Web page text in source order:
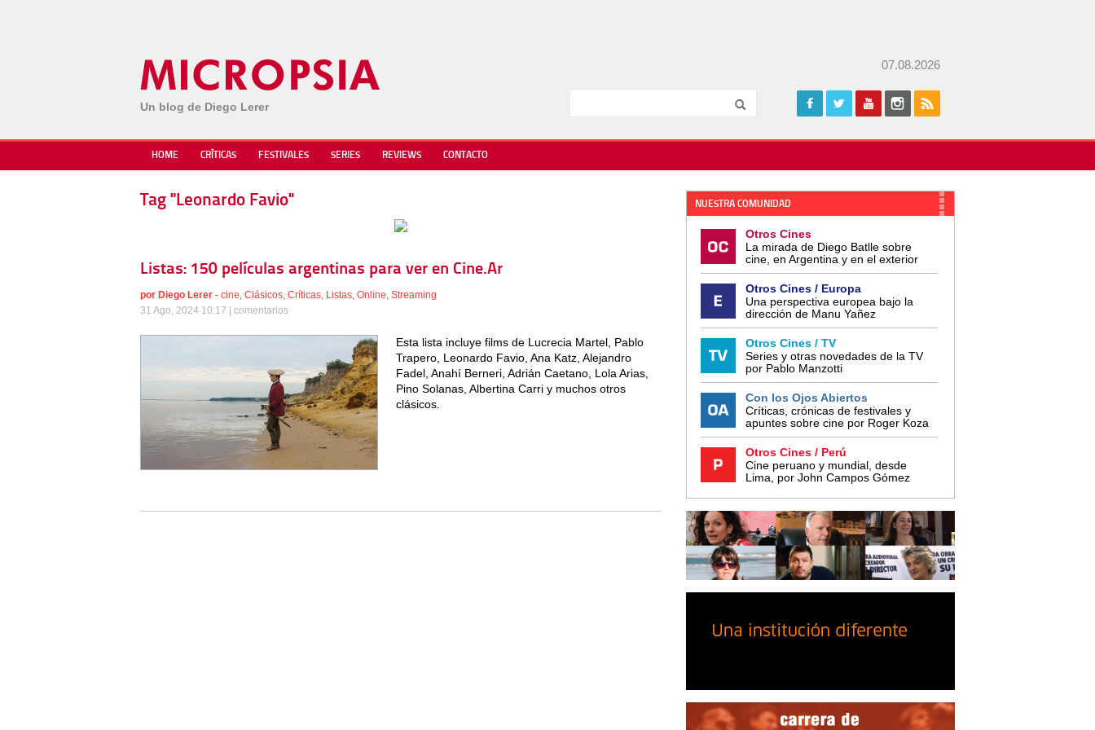
Un blog de Diego Lerer
07.08.2026
HOME CRÍTICAS FESTIVALES SERIES REVIEWS CONTACTO
Tag "Leonardo Favio"
Listas: 150 películas argentinas para ver en Cine.Ar
por Diego Lerer - cine, Clásicos, Críticas, Listas, Online, Streaming
31 Ago, 2024 10:17 | comentarios
Esta lista incluye films de Lucrecia Martel, Pablo
Trapero, Leonardo Favio, Ana Katz, Alejandro
Fadel, Anahí Berneri, Adrián Caetano, Lola Arias,
Pino Solanas, Albertina Carri y muchos otros
clásicos.
NUESTRA COMUNIDAD
Otros Cines
La mirada de Diego Batlle sobre
cine, en Argentina y en el exterior
Otros Cines / Europa
Una perspectiva europea bajo la
dirección de Manu Yañez
Otros Cines / TV
Series y otras novedades de la TV
por Pablo Manzotti
Con los Ojos Abiertos
Críticas, crónicas de festivales y
apuntes sobre cine por Roger Koza
Otros Cines / Perú
Cine peruano y mundial, desde
Lima, por John Campos Gómez